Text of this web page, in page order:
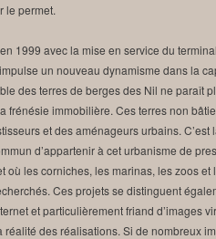
le permet.
1999 avec la mise en service du
un nouveau dynamisme dans la
des terres de berges des Nil ne paraît
frénésie immobilière. Ces terres non
et des aménageurs urbains.
d’appartenir à cet urbanisme de
où les corniches, les marinas, les zoos
Ces projets se distinguent
et particulièrement friand d’images
des réalisations. Si de nombreux